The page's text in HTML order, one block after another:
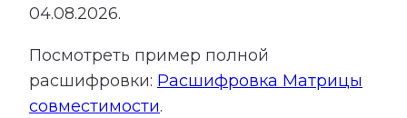
04.08.2026.
Посмотреть пример полной
расшифровки: Расшифровка Матрицы
совместимости.